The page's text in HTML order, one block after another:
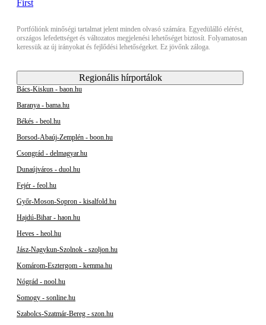
Portfóliónk minőségi tartalmat jelent minden olvasó számára. Egyedülálló elérést,
országos lefedettséget és változatos megjelenési lehetőséget biztosít. Folyamatosan
keressük az új irányokat és fejlődési lehetőségeket. Ez jövőnk záloga.
Regionális hírportálok
Bács-Kiskun - baon.hu
Baranya - bama.hu
Békés - beol.hu
Borsod-Abaúj-Zemplén - boon.hu
Csongrád - delmagyar.hu
Dunaújváros - duol.hu
Fejér - feol.hu
Győr-Moson-Sopron - kisalfold.hu
Hajdú-Bihar - haon.hu
Heves - heol.hu
Jász-Nagykun-Szolnok - szoljon.hu
Komárom-Esztergom - kemma.hu
Nógrád - nool.hu
Somogy - sonline.hu
Szabolcs-Szatmár-Bereg - szon.hu